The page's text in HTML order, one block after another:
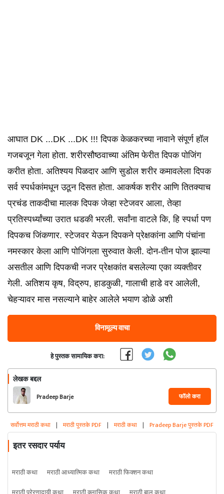
आघात DK ...DK ...DK !!! दिपक केळकरच्या नावाने संपूर्ण हॉल
गजबजून गेला होता. शरीरसौष्ठवाच्या अंतिम फेरीत दिपक पोजिंग
करीत होता. अतिश्यय पिळदार आणि सुडोल शरीर कमावलेला दिपक
सर्व स्पर्धकांमधून उठून दिसत होता. आकर्षक शरीर आणि तितक्याच
प्रचंड ताकदीचा मालक दिपक जेव्हा स्टेजवर आला, तेव्हा
प्रतिस्पर्ध्यांच्या उरात धडकी भरली. सर्वांना वाटले कि, हि स्पर्धा पण
दिपकच जिंकणार. स्टेजवर येऊन दिपकने प्रेक्षकांना आणि पंचांना
नमस्कार केला आणि पोजिंगला सुरुवात केली. दोन-तीन पोज झाल्या
असतील आणि दिपकची नजर प्रेक्षकांत बसलेल्या एका व्यक्तीवर
गेली. अतिशय कृष, विद्रुप, हाडकुळी, गालाची हाडे वर आलेली,
चेहऱ्यावर मास नसल्याने बाहेर आलेले भयाण डोळे अशी
विनामूल्य वाचा
हे पुस्तक सामायिक करा:
लेखक बद्दल
Pradeep Barje फॉलो करा
सर्वोत्तम मराठी कथा | मराठी पुस्तके PDF | मराठी कथा | Pradeep Barje पुस्तके PDF
इतर रसदार पर्याय
मराठी कथा मराठी आध्यात्मिक कथा
मराठी फिक्शन कथा